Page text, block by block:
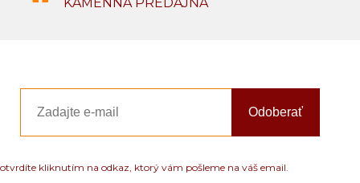
Odoberať
kliknutím na odkaz, ktorý vám pošleme na váš email.